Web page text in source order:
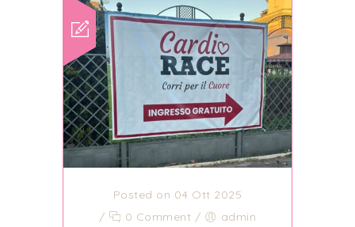
Posted on 04 Ott 2025
/
0 Comment / admin